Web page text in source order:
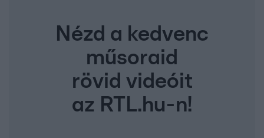
Nézd a kedvenc
műsoraid
rövid videóit
az RTL.hu-n!